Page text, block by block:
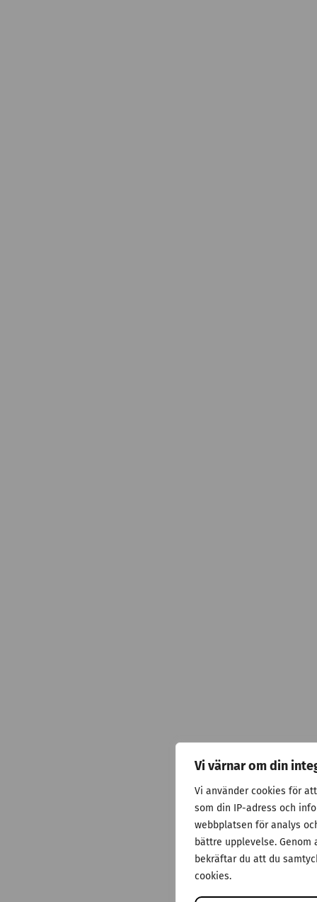
Vi värnar om din
Vi använder cookies för
som din IP-adress och
webbplatsen för analys
bättre upplevelse.
bekräftar du att du
cookies.